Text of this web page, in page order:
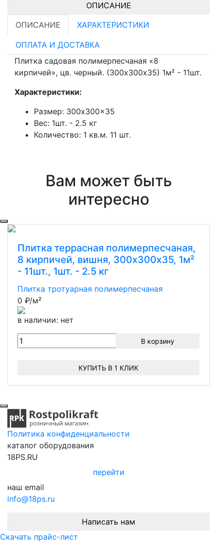
ОПИСАНИЕ
ОПИСАНИЕ
ХАРАКТЕРИСТИКИ
ОПЛАТА И ДОСТАВКА
Плитка садовая полимерпесчаная «8
кирпичей», цв. черный. (300х300х35) 1м² - 11шт.
Характеристики:
Размер: 300x300x35
Вес: 1шт. - 2.5 кг
Количество: 1 кв.м. 11 шт.
Вам может быть
интересно
Плитка террасная полимерпесчаная,
8 кирпичей, вишня, 300х300х35, 1м²
- 11шт., 1шт. - 2.5 кг
Плитка тротуарная полимерпесчаная
0 ₽/м²
в наличии: нет
В корзину
КУПИТЬ В 1 КЛИК
Политика конфиденциальности
каталог оборудования
18PS.RU
перейти
наш email
info@18ps.ru
Написать нам
Скачать прайс-лист